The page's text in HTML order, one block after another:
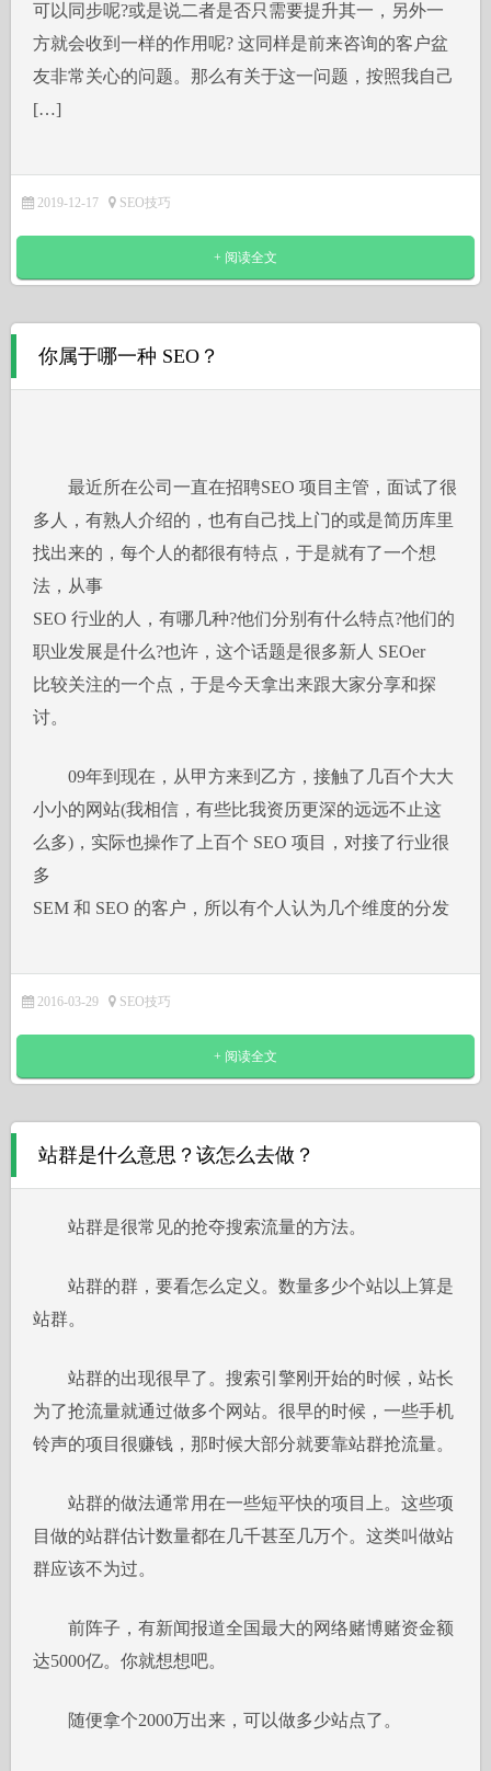
可以同步呢?或是说二者是否只需要提升其一，另外一
方就会收到一样的作用呢? 这同样是前来咨询的客户盆
友非常关心的问题。那么有关于这一问题，按照我自己
[…]
2019-12-17 SEO技巧
+ 阅读全文
你属于哪一种 SEO？
最近所在公司一直在招聘SEO 项目主管，面试了很
多人，有熟人介绍的，也有自己找上门的或是简历库里
找出来的，每个人的都很有特点，于是就有了一个想
法，从事
SEO 行业的人，有哪几种?他们分别有什么特点?他们的
职业发展是什么?也许，这个话题是很多新人 SEOer
比较关注的一个点，于是今天拿出来跟大家分享和探
讨。
09年到现在，从甲方来到乙方，接触了几百个大大
小小的网站(我相信，有些比我资历更深的远远不止这
么多)，实际也操作了上百个 SEO 项目，对接了行业很
多
SEM 和 SEO 的客户，所以有个人认为几个维度的分发
2016-03-29 SEO技巧
+ 阅读全文
站群是什么意思？该怎么去做？
站群是很常见的抢夺搜索流量的方法。
站群的群，要看怎么定义。数量多少个站以上算是
站群。
站群的出现很早了。搜索引擎刚开始的时候，站长
为了抢流量就通过做多个网站。很早的时候，一些手机
铃声的项目很赚钱，那时候大部分就要靠站群抢流量。
站群的做法通常用在一些短平快的项目上。这些项
目做的站群估计数量都在几千甚至几万个。这类叫做站
群应该不为过。
前阵子，有新闻报道全国最大的网络赌博赌资金额
达5000亿。你就想想吧。
随便拿个2000万出来，可以做多少站点了。